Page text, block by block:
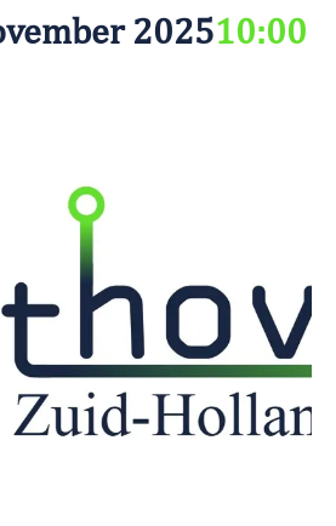
202510:00